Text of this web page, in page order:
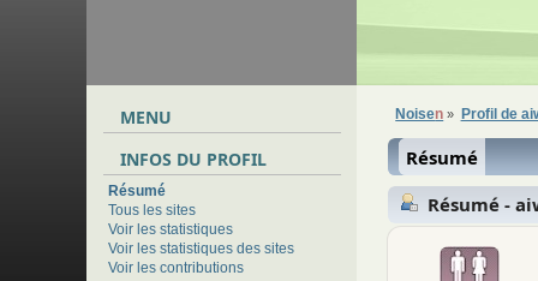
MENU
INFOS DU PROFIL
Résumé
Tous les sites
Voir les statistiques
Voir les statistiques des sites
Voir les contributions
Noisen » Profil de
Résumé
Résumé -